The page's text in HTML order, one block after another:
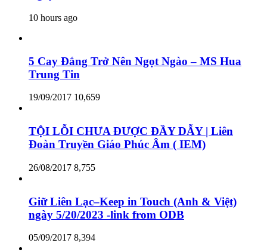
10 hours ago
5 Cay Đắng Trở Nên Ngọt Ngào – MS Hua
Trung Tin
19/09/2017 10,659
TỘI LỖI CHƯA ĐƯỢC ĐẦY DẪY | Liên
Đoàn Truyền Giáo Phúc Âm ( IEM)
26/08/2017 8,755
Giữ Liên Lạc–Keep in Touch (Anh & Việt)
ngày 5/20/2023 -link from ODB
05/09/2017 8,394